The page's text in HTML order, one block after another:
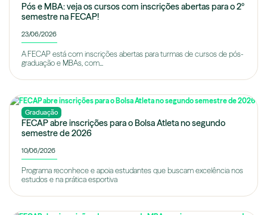
Pós e MBA: veja os cursos com inscrições abertas para o 2º
semestre na FECAP!
23/06/2026
A FECAP está com inscrições abertas para turmas de cursos de pós-
graduação e MBAs, com...
Graduação
FECAP abre inscrições para o Bolsa Atleta no segundo
semestre de 2026
10/06/2026
Programa reconhece e apoia estudantes que buscam excelência nos
estudos e na prática esportiva